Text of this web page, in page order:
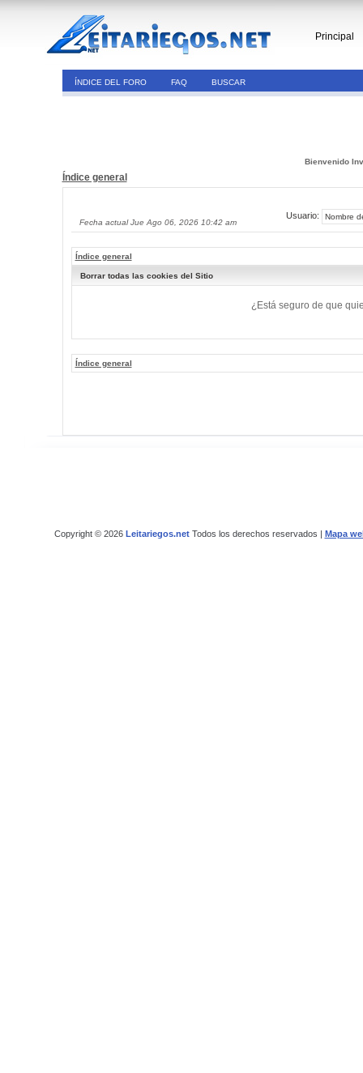
Principal
ÍNDICE DEL FORO FAQ BUSCAR
Bienvenido
Índice general
Fecha actual Jue Ago 06, 2026 10:42 am
Usuario:
Índice general
Borrar todas las cookies del Sitio
¿Está seguro de que
Índice general
Copyright © 2026 Leitariegos.netTodos los derechos reservados | Mapa